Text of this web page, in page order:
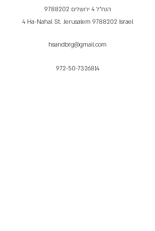
הנח"ל 4 ירושלים
9788202
4 Ha-Nahal St. Jerusalem 9788202 Israel
hsandbrg@gmail.com
972-50-7326814